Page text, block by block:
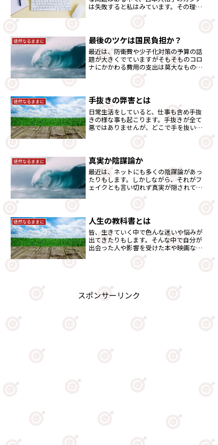
は失敗すると私はみています。その理由
は、税制にありと思い記事にしました。
徒然なるままに 最後のツケは国民負担か？
最近は、防衛費や少子化対策の予算の話
題が大きくでていますがそもそものコロ
ナにかかわる費用の支出は莫大なもので
はあります。現在もコロナ禍ではありま
えてみました。
徒然なるままに 手抜きの弊害とは
日常生活をしていると、仕事も含め手抜
きの様な事も起こります。手抜きが全て
悪ではありませんが、どこで手を抜いて
はいけないのかなど考えてみました。
徒然なるままに 真実か陰謀論か
最近は、ネットにも多くの陰謀論があっ
たりもします。しかしながら、それがフ
ェイクとも言い切れず真実が隠されてい
るような事も多くあります。信じるか信
じないかはあなた次第です・・。
徒然なるままに 人生の教科書とは
皆、生きていく中で色んな迷いや悩みが
出てきたりもします。そんな中で自分が
出会った人や影響を受けた本や映画な
ど。これらが、自分にとっての人生の教
スポンサーリンク